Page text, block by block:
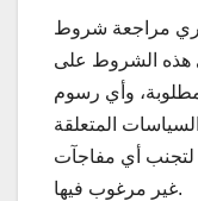
مراجعة شروط
هذه الشروط على
وأي رسوم
المتعلقة
لتجنب أي مفاجآت
غير مرغوب فيها.